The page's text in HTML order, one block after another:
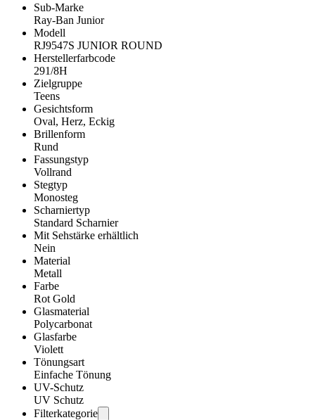
Sub-Marke
Ray-Ban Junior
Modell
RJ9547S JUNIOR ROUND
Herstellerfarbcode
291/8H
Zielgruppe
Teens
Gesichtsform
Oval, Herz, Eckig
Brillenform
Rund
Fassungstyp
Vollrand
Stegtyp
Monosteg
Scharniertyp
Standard Scharnier
Mit Sehstärke erhältlich
Nein
Material
Metall
Farbe
Rot Gold
Glasmaterial
Polycarbonat
Glasfarbe
Violett
Tönungsart
Einfache Tönung
UV-Schutz
UV Schutz
Filterkategorie